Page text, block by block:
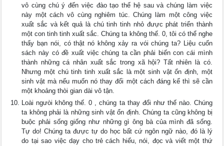
vô cùng chú ý đến việc đào tạo thế hệ sau và chúng làm việc
này một cách vô cùng nghiêm túc. Chúng làm một công việc
xuất sắc và kết quả là chú tinh tinh nhỏ đưực phát triển thành
một con tinh tinh xuất sắc. Chúng ta không thế. 0, tôi có thể nghe
thấy bạn nói, có thật nó không xảy ra vói chúng ta? Liệu cuốn
sách này có đề xuất việc chúng ta cần phải biến con cái mình
thành những cá nhân xuất sắc trong xã hội? Tất nhiên là có.
Nhưng một chú tinh tinh xuất sắc là một sinh vật ổn định, một
sinh vật mà nếu muốn nó thay đổi một cách đáng kể thì sẽ cần
một khoảng thòi gian dài vô tận.
Loài ngưòi không thế. 0 , chúng ta thay đổi như thế nào. Chúng
ta không phải là những sinh vật ổn định. Chúng ta cũng không bị
buộc phải sống giống như những gì ông bà của mình đã sống.
Tự do! Chúng ta đưực tự do học bất cứ ngôn ngữ nào, đó là lý
do tại sao việc dạy cho trẻ cách hiểu, nói, đọc và viết một thứ